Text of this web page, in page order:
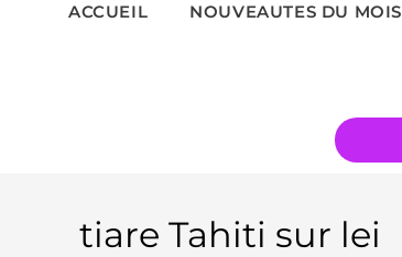
ACCUEIL NOUVEAUTES DU MOIS
tiare Tahiti sur lei